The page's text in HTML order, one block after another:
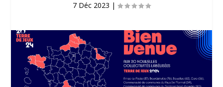
7 Déc 2023 |